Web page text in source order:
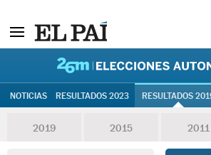
NOTICIAS RESULTADOS 2023 RESULTADOS
2019 2015 2011